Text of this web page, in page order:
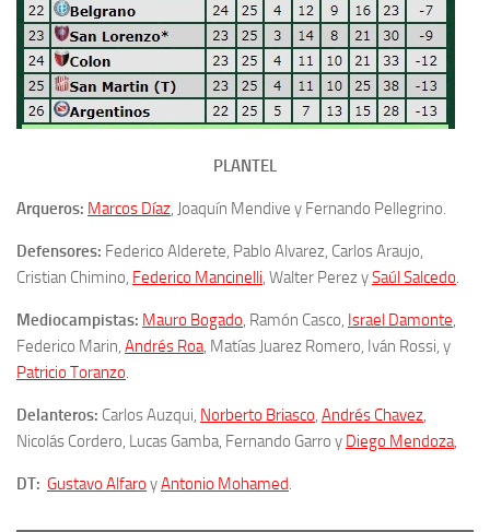
PLANTEL
Arqueros: Marcos Díaz, Joaquín Mendive y Fernando Pellegrino.
Defensores: Federico Alderete, Pablo Alvarez, Carlos Araujo,
Cristian Chimino, Federico Mancinelli, Walter Perez ySaúl Salcedo.
Mediocampistas: Mauro Bogado, Ramón Casco, Israel Damonte,
Federico Marin, Andrés Roa, Matías Juarez Romero, Iván Rossi, y
Patricio Toranzo.
Delanteros: Carlos Auzqui, Norberto Briasco, Andrés Chavez,
Nicolás Cordero, Lucas Gamba, Fernando Garro y Diego Mendoza,
DT: Gustavo Alfaro yAntonio Mohamed.